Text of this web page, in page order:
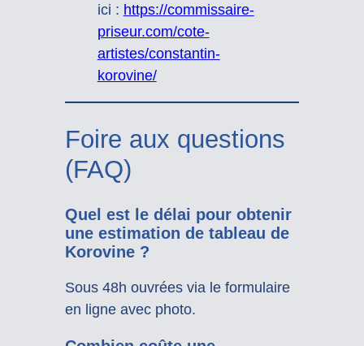
ici : https://commissaire-
priseur.com/cote-
artistes/constantin-
korovine/
Foire aux questions
(FAQ)
Quel est le délai pour obtenir
une estimation de tableau de
Korovine ?
Sous 48h ouvrées via le formulaire
en ligne avec photo.